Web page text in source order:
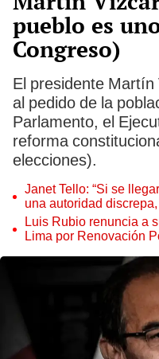
pueblo es
Congreso)
El presidente
al pedido de la
Parlamento, el
reforma
elecciones).
Janet Tello: “Si se
una autoridad
judicial”
Luis Rubio renuncia a
Lima por Renovación